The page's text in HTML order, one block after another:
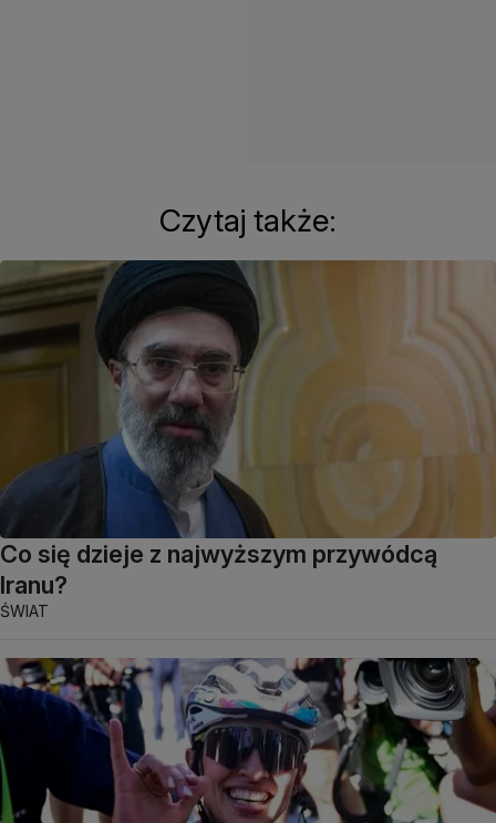
Czytaj także:
Co się dzieje z najwyższym przywódcą
Iranu?
ŚWIAT